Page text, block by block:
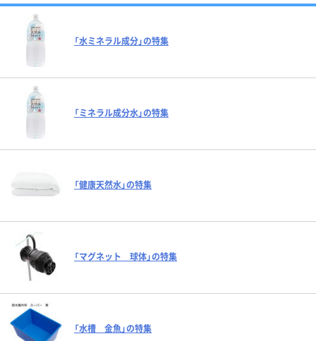
「水ミネラル成分」の特集
「ミネラル成分水」の特集
「健康天然水」の特集
「マグネット 球体」の特集
「水槽 金魚」の特集